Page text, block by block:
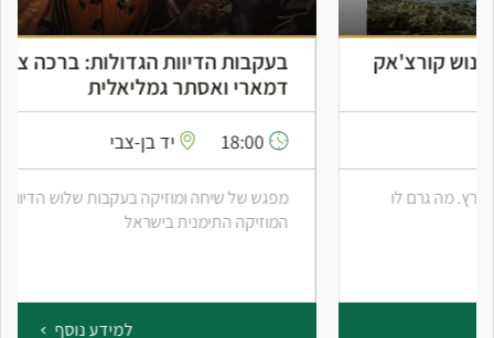
בעקבות הדיוות הגדולות: ברכה צפירה, שושנה
דמארי ואסתר גמליאלית
יד בן-צבי
מפגש של שיחה ומוזיקה בעקבות שלוש הדיוות הגדולות של
המוזיקה התימנית בישראל